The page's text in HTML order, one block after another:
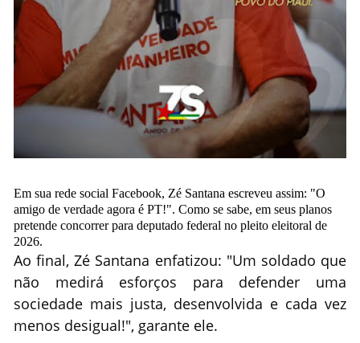
Em sua rede social Facebook, Zé Santana escreveu assim: "O
amigo de verdade agora é PT!". Como se sabe, em seus planos
pretende concorrer para deputado federal no pleito eleitoral de
2026.
Ao final, Zé Santana enfatizou: "Um soldado que
não medirá esforços para defender uma
sociedade mais justa, desenvolvida e cada vez
menos desigual!", garante ele.